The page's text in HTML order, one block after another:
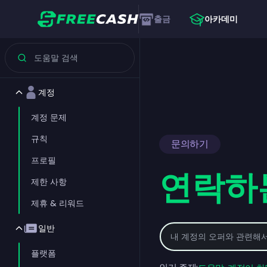
출금 아카데미
계정
계정 문제
규칙
프로필
제한 사항
제휴 & 리워드
일반
플랫폼
문의하기
연락